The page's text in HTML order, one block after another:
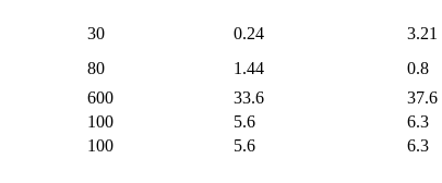
30 0.24 3.21
80 1.44 0.8
600 33.6 37.6
100 5.6 6.3
100 5.6 6.3